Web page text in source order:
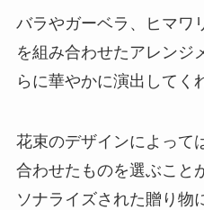
バラやガーベラ、ヒマワ
を組み合わせたアレンジ
らに華やかに演出してく
花束のデザインによって
合わせたものを選ぶこと
ソナライズされた贈り物